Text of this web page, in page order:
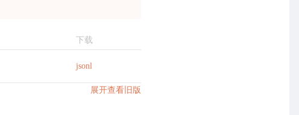
下载
jsonl
展开查看旧版